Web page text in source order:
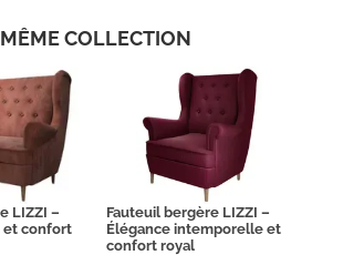
MÊME COLLECTION
LIZZI –
et confort
Fauteuil bergère LIZZI –
Élégance intemporelle et
confort royal